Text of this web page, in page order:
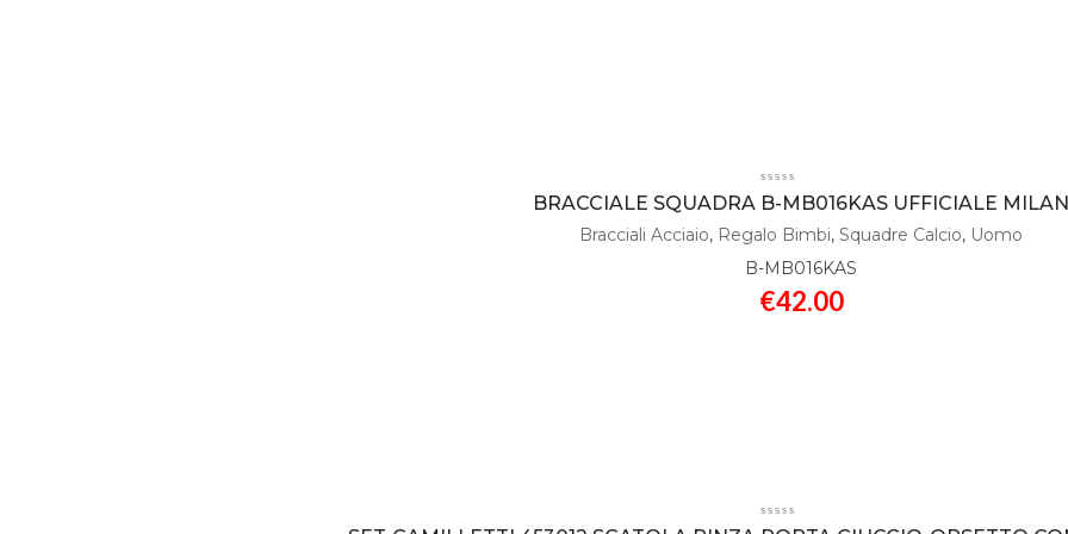
BRACCIALE SQUADRA B-MB016KAS UFFICIALE MILAN
Bracciali Acciaio, Regalo Bimbi, Squadre Calcio, Uomo
B-MB016KAS
€42.00